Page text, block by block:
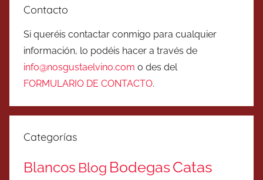
Contacto
Si queréis contactar conmigo para cualquier
información, lo podéis hacer a través de
info@nosgustaelvino.com o des del
FORMULARIO DE CONTACTO.
Categorías
Blancos Blog BodegasCatas